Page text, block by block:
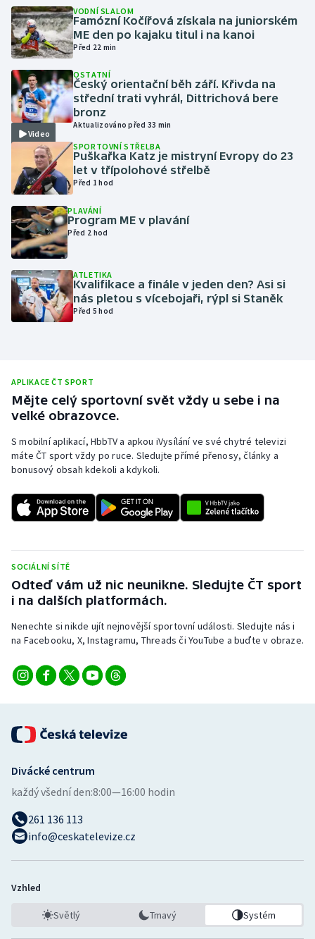
Gymnastika
Házená
Jezdectví
Judo
Krasobruslení
Lezení
Lyže a snowboard
Moderní pětiboj
Motorsport
Plavání
Ragby
Rychlobruslení
Short track
Sportovní střelba
Stolní tenis
Triatlon
Veslování
Vodní slalom
Volejbal
Ostatní
VODNÍ SLALOM
Famózní Kočířová získala na juniorském
ME den po kajaku titul i na kanoi
Před 22 min
Video
OSTATNÍ
Český orientační běh září. Křivda na
střední trati vyhrál, Dittrichová bere
bronz
Aktualizováno před 33 min
SPORTOVNÍ STŘELBA
Puškařka Katz je mistryní Evropy do 23
let v třípolohové střelbě
Před 1 hod
PLAVÁNÍ
Program ME v plavání
Před 2 hod
ATLETIKA
Kvalifikace a finále v jeden den? Asi si
nás pletou s vícebojaři, rýpl si Staněk
Před 5 hod
APLIKACE ČT SPORT
Mějte celý sportovní svět vždy u sebe i na
velké obrazovce.
S mobilní aplikací, HbbTV a apkou iVysílání ve své chytré televizi
máte ČT sport vždy po ruce. Sledujte přímé přenosy, články a
bonusový obsah kdekoli a kdykoli.
SOCIÁLNÍ SÍTĚ
Odteď vám už nic neunikne. Sledujte ČT sport
i na dalších platformách.
Nenechte si nikde ujít nejnovější sportovní události. Sledujte nás i
na Facebooku, X, Instagramu, Threads či YouTube a buďte v obraze.
Divácké centrum
každý všední den:8:00—16:00 hodin
261 136 113
info@ceskatelevize.cz
Vzhled
Světlý Tmavý Systém